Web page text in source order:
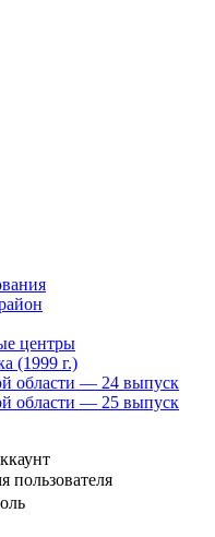
центры
(1999 г.)
области — 24 выпуск
области — 25 выпуск
пользователя